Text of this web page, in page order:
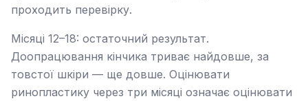
проходить перевірку.
Місяці 12–18: остаточний результат.
Доопрацювання кінчика триває найдовше, за
товстої шкіри — ще довше. Оцінювати
ринопластику через три місяці означає оцінювати